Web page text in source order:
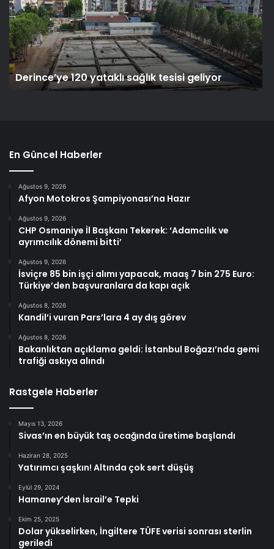
Derince’ye 120 yataklı sağlık tesisi geliyor
En Güncel Haberler
Ağustos 9, 2026
Afyon Motokros Şampiyonası’na Hazır
Ağustos 9, 2026
CHP Osmaniye İl Başkanı Tekerek: ‘Adamcılık ve
ayrımcılık dönemi bitti’
Ağustos 9, 2026
İsviçre 85 bin işçi alımı yapacak, maaş 7 bin 275 Euro:
Türkiye’den başvuranlara da kapı açık
Ağustos 8, 2026
Kandil’i vuran Pars’lara 4 ay dış görev
Ağustos 8, 2026
Bakanlıktan açıklama geldi: İstanbul Boğazı’nda gemi
trafiği askıya alındı
Rastgele Haberler
Mayıs 13, 2026
Sivas’ın en büyük taş ocağında üretime başlandı
Haziran 28, 2025
Yatırımcı şaşkın! Altında çok sert düşüş
Eylül 29, 2024
Hamaney’den İsrail’e Tepki
Ekim 25, 2025
Dolar yükselirken, İngiltere TÜFE verisi sonrası sterlin
geriledi